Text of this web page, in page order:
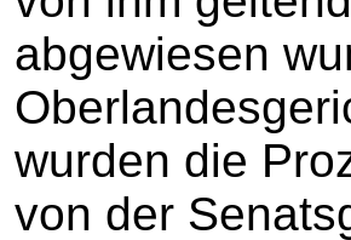
abgewiesen
wurden die
von der